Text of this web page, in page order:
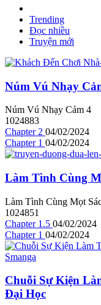
Trending
Đọc nhiều
Truyện mới
Núm Vú Nhạy
Núm Vú Nhạy Cảm 4
1024883
Chapter 2 04/02/2024
Chapter 1 04/02/2024
Làm Tình Cùng
Làm Tình Cùng Mọt
1024851
Chapter 1.5 04/02/2024
Chapter 1 04/02/2024
Chuỗi Sự Kiện
Đại Học